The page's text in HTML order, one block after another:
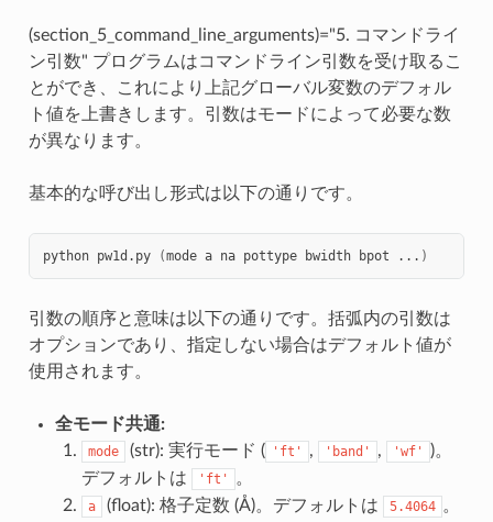
(section_5_command_line_arguments)="5. コマンドライ
ン引数" プログラムはコマンドライン引数を受け取るこ
とができ、これにより上記グローバル変数のデフォル
ト値を上書きします。引数はモードによって必要な数
が異なります。
基本的な呼び出し形式は以下の通りです。
python pw1d.py (mode a na pottype bwidth bpot ... )
引数の順序と意味は以下の通りです。括弧内の引数は
オプションであり、指定しない場合はデフォルト値が
使用されます。
全モード共通:
mode (str): 実行モード ( 'ft' , 'band' , 'wf'
)。
デフォルトは
'ft' 。
a (float): 格子定数 (Å)。デフォルトは 5.4064 。